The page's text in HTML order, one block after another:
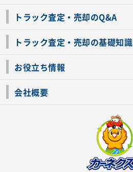
トラック査定・売却のQ&A
トラック査定・売却の基礎知識
お役立ち情報
会社概要